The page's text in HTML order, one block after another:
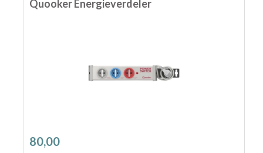
Quooker Energieverdeler
80,00